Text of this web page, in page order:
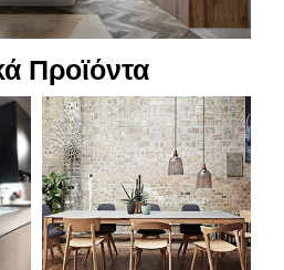
καθημερινού καθαρισμού με
ουσίες
που ακολουθούν τα
και τον ατμό
τοποθέτηση
Προϊόντα